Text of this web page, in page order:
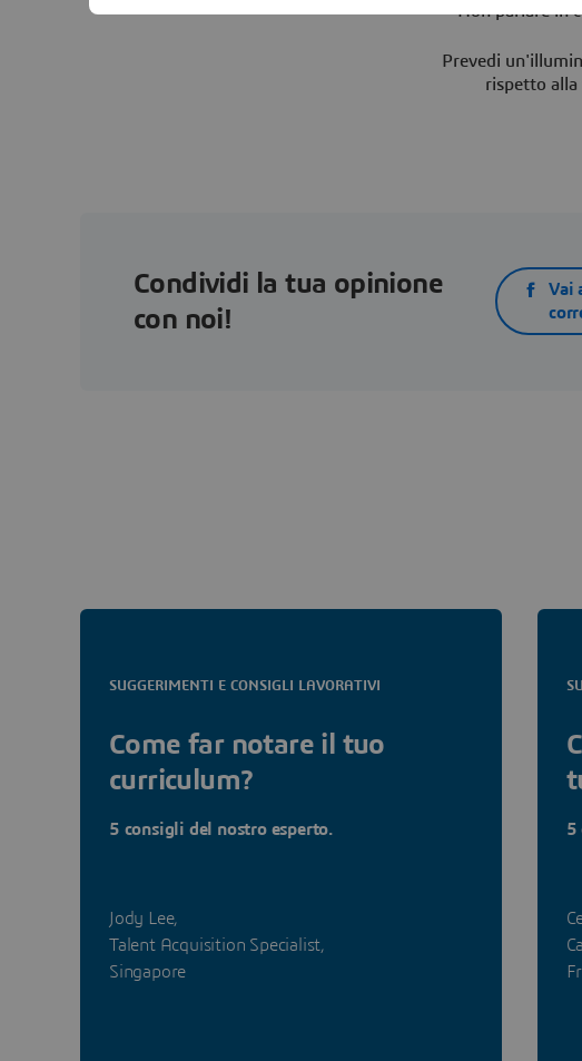
Non parlare in
Prevedi
rispetto alla
Condividi la tua opinione
con noi!
Vai
SUGGERIMENTI E CONSIGLI LAVORATIVI
Come far notare il tuo
curriculum?
5 consigli del nostro esperto.
Jody Lee,
Talent Acquisition Specialist,
Singapore
5